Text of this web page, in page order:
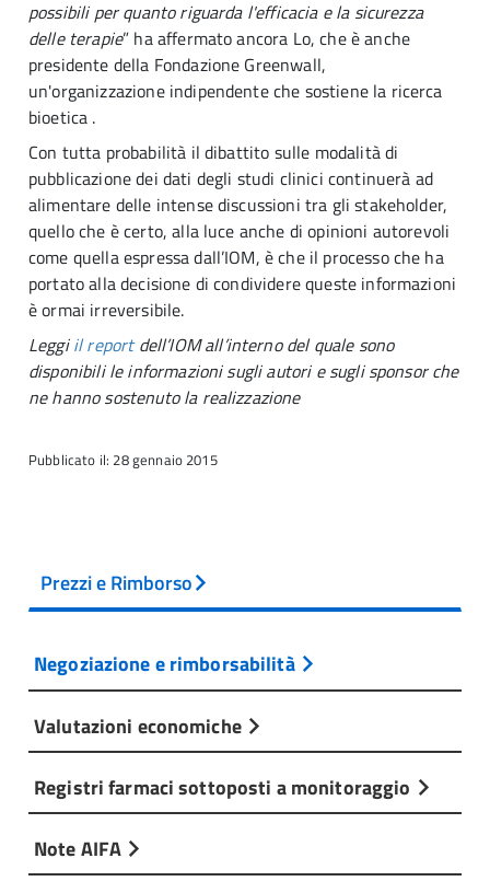
possibili per quanto riguarda l'efficacia e la sicurezza
delle terapie” ha affermato ancora Lo, che è anche
presidente della Fondazione Greenwall,
un'organizzazione indipendente che sostiene la ricerca
bioetica .
Con tutta probabilità il dibattito sulle modalità di
pubblicazione dei dati degli studi clinici continuerà ad
alimentare delle intense discussioni tra gli stakeholder,
quello che è certo, alla luce anche di opinioni autorevoli
come quella espressa dall’IOM, è che il processo che ha
portato alla decisione di condividere queste informazioni
è ormai irreversibile.
Leggiil reportdell’IOM all’interno del quale sono
disponibili le informazioni sugli autori e sugli sponsor che
ne hanno sostenuto la realizzazione
Pubblicato il: 28 gennaio 2015
Prezzi e Rimborso
Negoziazione e rimborsabilità
Valutazioni economiche
Registri farmaci sottoposti a monitoraggio
Note AIFA